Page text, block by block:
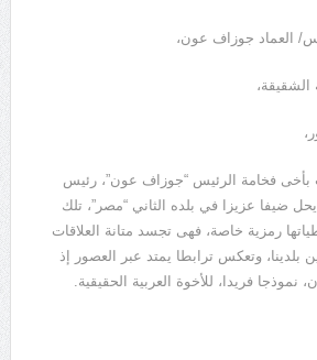
العماد جوزاف عون،
الشقيقة،
بأخى فخامة الرئيس “جوزاف عون”، رئيس
يحل ضيفا عزيزا في بلده الثاني “مصر”، تلك
رمزية خاصة، فهى تجسد متانة العلاقات
بين بلدينا، وتعكس ترابطا يمتد عبر العصور إذ
فريدا، للأخوة العربية الحقيقية.